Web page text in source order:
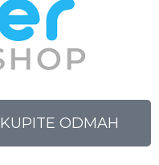
KUPITE ODMAH